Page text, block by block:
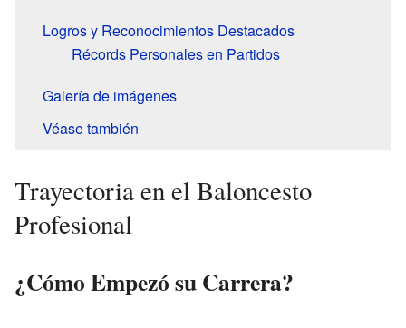
Logros y Reconocimientos Destacados
Récords Personales en Partidos
Galería de imágenes
Véase también
Trayectoria en el Baloncesto
Profesional
¿Cómo Empezó su Carrera?